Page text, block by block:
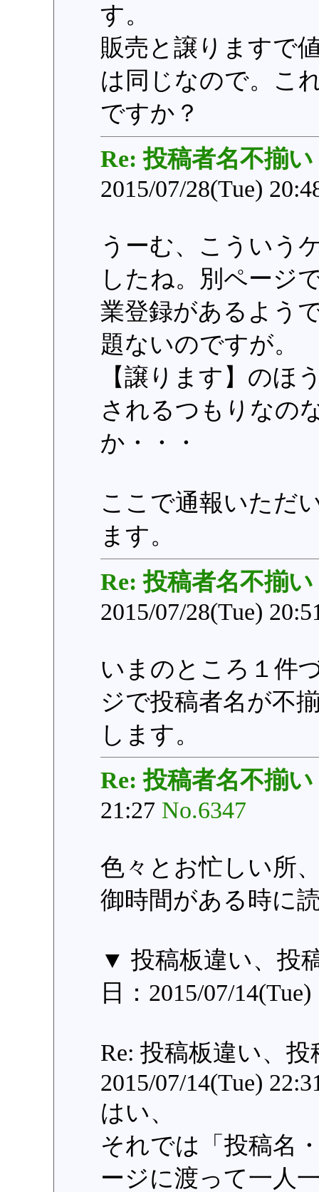
す。
販売と譲りますで
は同じなので。こ
ですか？
Re: 投稿者名不揃い
2015/07/28(Tue)
うーむ、こういう
したね。別ページ
業登録があるよう
題ないのですが。
【譲ります】のほ
されるつもりなの
か・・・
ここで通報いただ
ます。
Re: 投稿者名不揃い
2015/07/28(Tue)
いまのところ１件
ジで投稿者名が不
します。
Re: 投稿者名不揃い
21:27 No.6347
色々とお忙しい所
御時間がある時に
▼ 投稿板違い、投
日：2015/07/
Re: 投稿板違い、
2015/07/14(Tue)
はい、
それでは「投稿名
ージに渡って一人